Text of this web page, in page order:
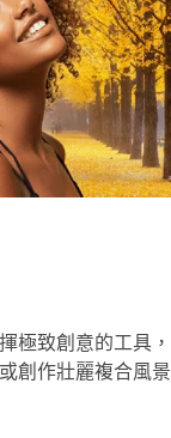
極致創意的工具，
創作壯麗複合風景